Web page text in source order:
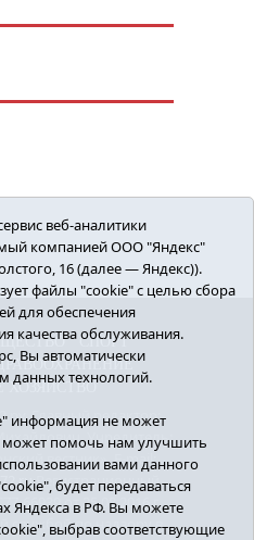
СПОРТ
ХОЗЯЙСТВО
Главный редактор:
Учредитель:
вестник». E-mail:
Регистрационный
от 25.08.2016 г.
службой по надзору в
веб-аналитики
компанией ООО "Яндекс"
16 (далее — Яндекс)).
файлы "cookie" с целью сбора
для обеспечения
качества обслуживания.
Вы автоматически
данных технологий.
информация не может
может помочь нам улучшить
вами данного
будет передаваться
Яндекса в РФ. Вы можете
выбрав соответствующие